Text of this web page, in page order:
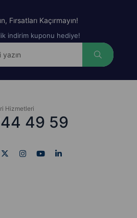
Fırsatları Kaçırmayın!
indirim kuponu hediye!
Hizmetleri
49 59